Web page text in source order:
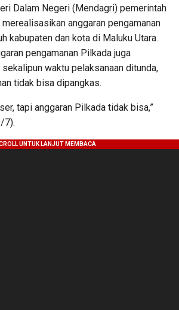
Dalam Negeri (Mendagri) pemerintah
anggaran pengamanan
kabupaten dan kota di Maluku Utara.
pengamanan Pilkada juga
waktu pelaksanaan ditunda,
tidak bisa dipangkas.
tapi anggaran Pilkada tidak bisa,”
7).